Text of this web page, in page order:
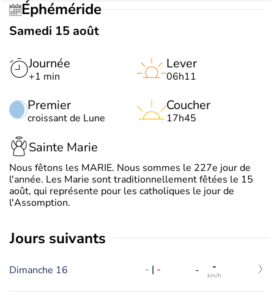
Éphéméride
Samedi 15 août
Journée
+1 min
Premier
croissant de Lune
Lever
06h11
Coucher
17h45
Sainte Marie
Nous fêtons les MARIE. Nous sommes le 227e jour de
l'année. Les Marie sont traditionnellement fêtées le 15
août, qui représente pour les catholiques le jour de
l'Assomption.
jours suivants
Dimanche 16 - | - - -
km/h